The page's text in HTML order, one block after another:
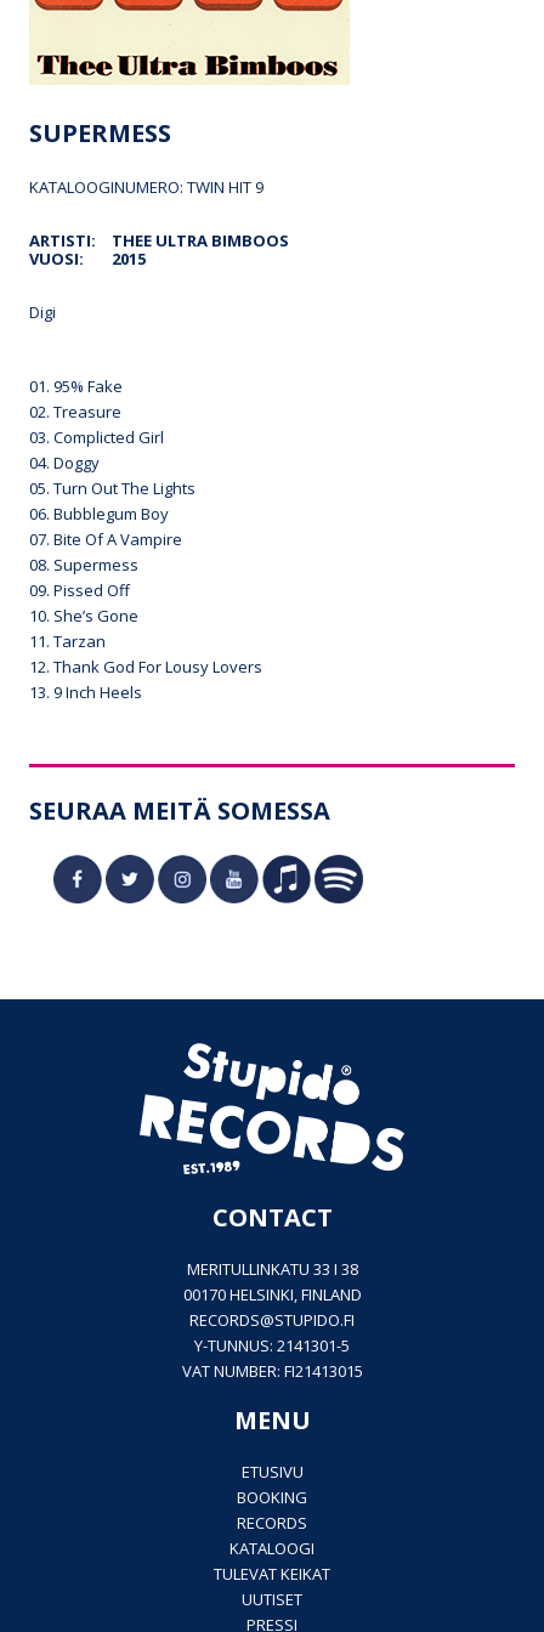
SUPERMESS
KATALOOGINUMERO: TWIN HIT 9
ARTISTI:
THEE ULTRA BIMBOOS
VUOSI:
2015
Digi
01. 95% Fake
02. Treasure
03. Complicted Girl
04. Doggy
05. Turn Out The Lights
06. Bubblegum Boy
07. Bite Of A Vampire
08. Supermess
09. Pissed Off
10. She’s Gone
11. Tarzan
12. Thank God For Lousy Lovers
13. 9 Inch Heels
SEURAA MEITÄ SOMESSA
CONTACT
MERITULLINKATU 33 I 38
00170 HELSINKI, FINLAND
RECORDS@STUPIDO.FI
Y-TUNNUS: 2141301-5
VAT NUMBER: FI21413015
MENU
ETUSIVU
BOOKING
RECORDS
KATALOOGI
TULEVAT KEIKAT
UUTISET
PRESSI